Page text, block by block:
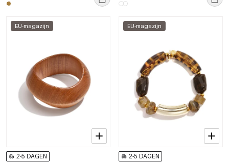
EU-magazijn
2-5 DAGEN
EU-magazijn
2-5 DAGEN